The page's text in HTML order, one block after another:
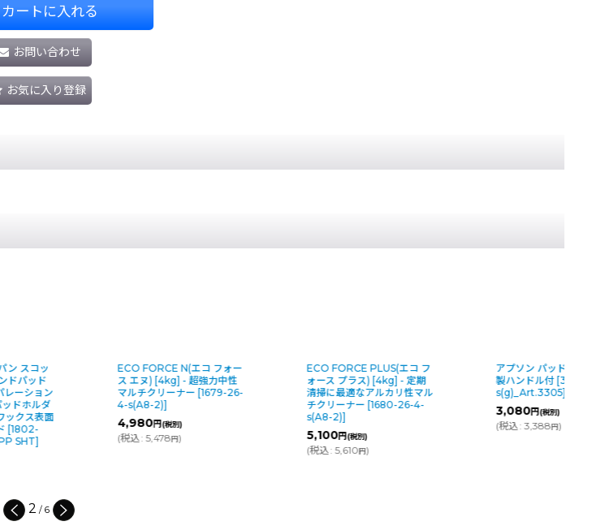
カートに入れる
お問い合わせ
お気に入り登録
ECO FORCE N(エコ フォー
ス エヌ) [4kg] - 超強力中性
マルチクリーナー [1679-26-
(税別)
円)
ECO FORCE PLUS(エコ フ
ォース プラス) [4kg] - 定期
清掃に最適なアルカリ性マル
チクリーナー [1680-26-4-
(税別)
円)
アプソン パッドホルダー 木
製ハンドル付 [3812-03-10-
s(g)_Art.3305]
(税別)
円)
3 / 6